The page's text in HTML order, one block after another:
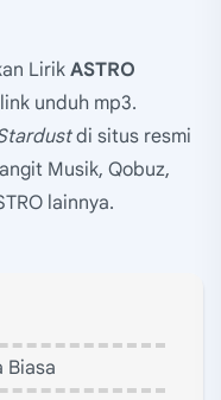
LirikASTRO
unduh mp3.
di situs resmi
Musik, Qobuz,
lainnya.
Biasa